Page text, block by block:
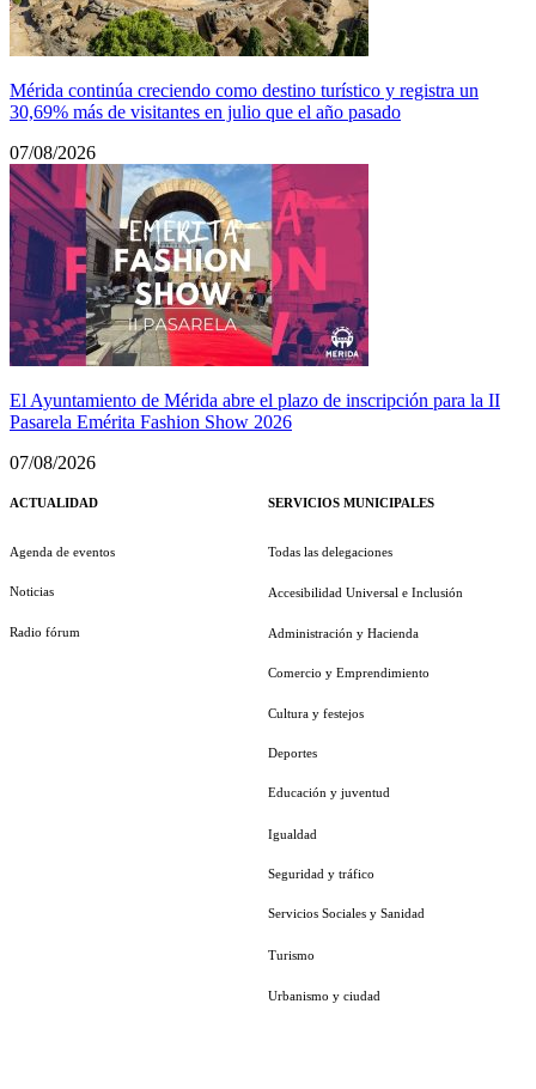
Mérida continúa creciendo como destino turístico y registra un
30,69% más de visitantes en julio que el año pasado
07/08/2026
El Ayuntamiento de Mérida abre el plazo de inscripción para la II
Pasarela Emérita Fashion Show 2026
07/08/2026
ACTUALIDAD
Agenda de eventos
Noticias
Radio fórum
SERVICIOS MUNICIPALES
Todas las delegaciones
Accesibilidad Universal e Inclusión
Administración y Hacienda
Comercio y Emprendimiento
Cultura y festejos
Deportes
Educación y juventud
Igualdad
Seguridad y tráfico
Servicios Sociales y Sanidad
Turismo
Urbanismo y ciudad